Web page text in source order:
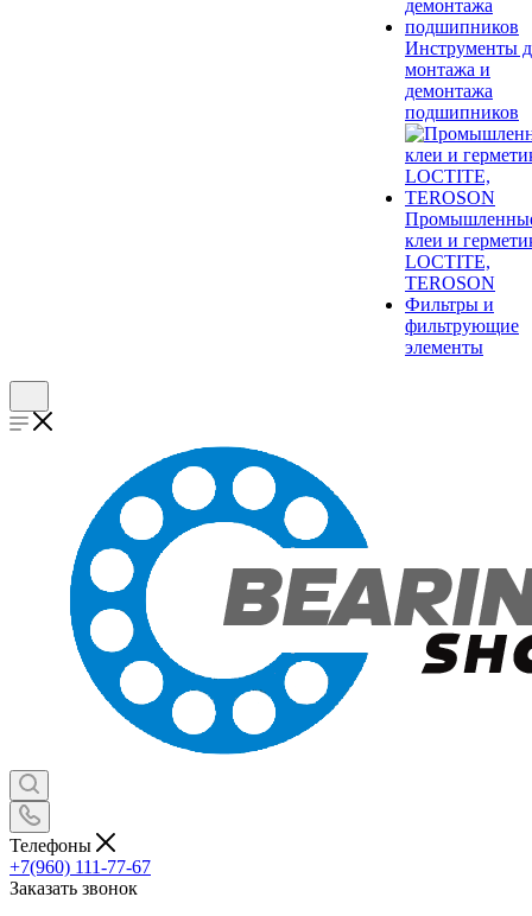
Инструменты
монтажа и
демонтажа
подшипников
клеи и
LOCTITE,
TEROSON
Фильтры и
фильтрующие
элементы
Телефоны
+7(960) 111-77-67
Заказать звонок